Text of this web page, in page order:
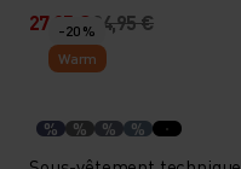
27,95 €34,95 €
-20 %
Warm
% % % %